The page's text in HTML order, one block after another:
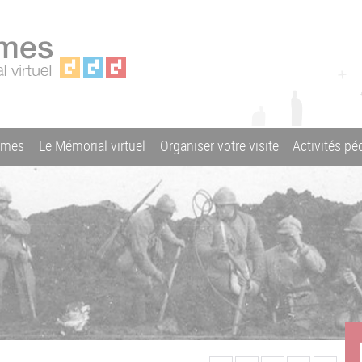
Le Mémorial virtuel Organiser votre visite Activités